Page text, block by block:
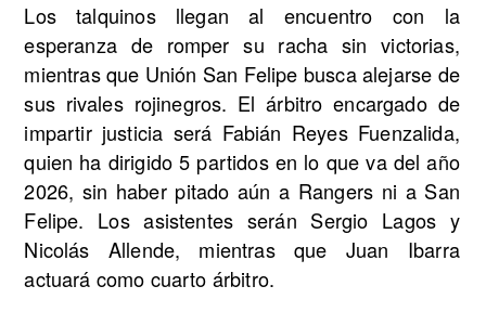
Los talquinos llegan al encuentro con la
esperanza de romper su racha sin victorias,
mientras que Unión San Felipe busca alejarse de
sus rivales rojinegros. El árbitro encargado de
impartir justicia será Fabián Reyes Fuenzalida,
quien ha dirigido 5 partidos en lo que va del año
2026, sin haber pitado aún a Rangers ni a San
Felipe. Los asistentes serán Sergio Lagos y
Nicolás Allende, mientras que Juan Ibarra
actuará como cuarto árbitro.